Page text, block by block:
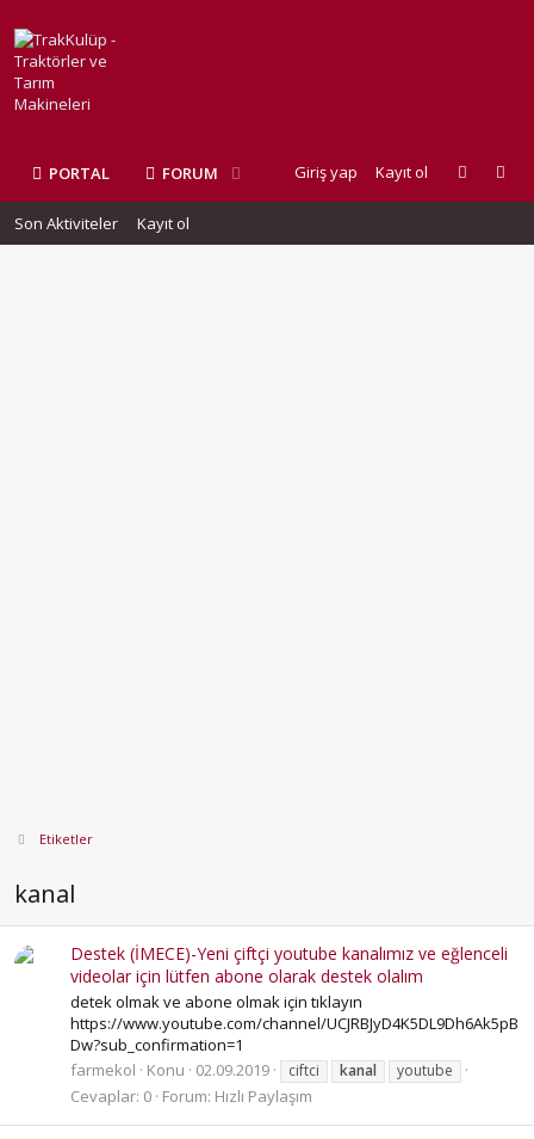
PORTAL FORUM Giriş yap Kayıt ol
Son Aktiviteler Kayıt ol
Etiketler
kanal
Destek (İMECE)-Yeni çiftçi youtube kanalımız ve eğlenceli
videolar için lütfen abone olarak destek olalım
detek olmak ve abone olmak için tıklayın
https://www.youtube.com/channel/UCJRBJyD4K5DL9Dh6Ak5pB
Dw?sub_confirmation=1
farmekol
Konu 02.09.2019 ciftci kanal youtube
Cevaplar: 0 Forum: Hızlı Paylaşım